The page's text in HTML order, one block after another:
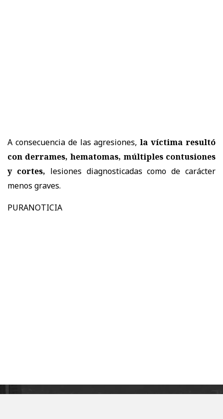
A consecuencia de las agresiones,la víctima resultó
con derrames, hematomas, múltiples contusiones
y cortes, lesiones diagnosticadas como de carácter
menos graves.
PURANOTICIA